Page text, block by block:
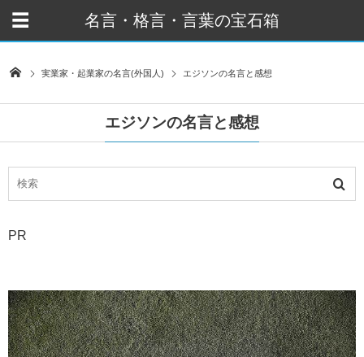
名言・格言・言葉の宝石箱
実業家・起業家の名言(外国人) エジソンの名言と感想
エジソンの名言と感想
PR